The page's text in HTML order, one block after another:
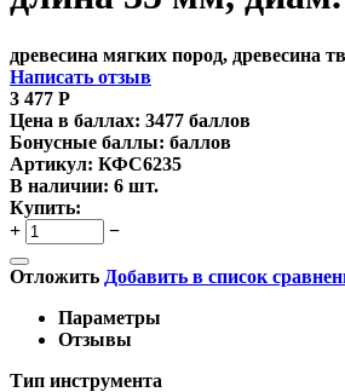
древесина мягких пород, древесина
Написать отзыв
3 477 Р
Цена в баллах: 3477 баллов
Бонусные баллы: баллов
Артикул: КФС6235
В наличии: 6 шт.
Купить:
+
−
Отложить Добавить в список
Параметры
Отзывы
Тип инструмента